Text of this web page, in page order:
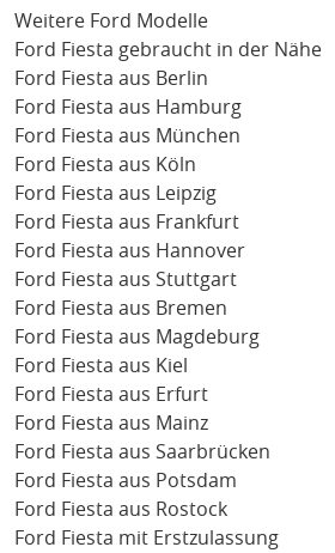
Weitere Ford Modelle
Ford Fiesta gebraucht in der Nähe
Ford Fiesta aus Berlin
Ford Fiesta aus Hamburg
Ford Fiesta aus München
Ford Fiesta aus Köln
Ford Fiesta aus Leipzig
Ford Fiesta aus Frankfurt
Ford Fiesta aus Hannover
Ford Fiesta aus Stuttgart
Ford Fiesta aus Bremen
Ford Fiesta aus Magdeburg
Ford Fiesta aus Kiel
Ford Fiesta aus Erfurt
Ford Fiesta aus Mainz
Ford Fiesta aus Saarbrücken
Ford Fiesta aus Potsdam
Ford Fiesta aus Rostock
Ford Fiesta mit Erstzulassung